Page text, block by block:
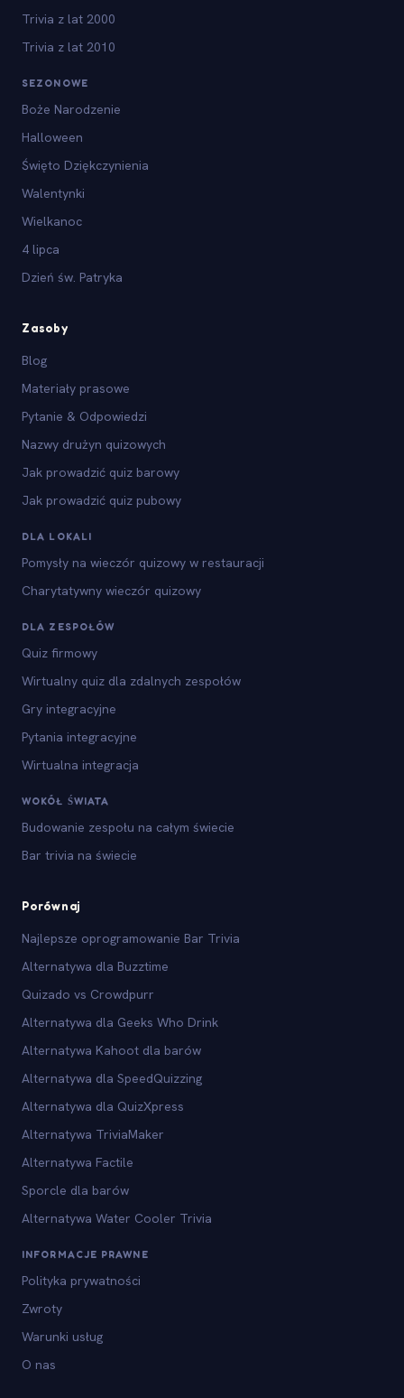
Trivia z lat 2000
Trivia z lat 2010
SEZONOWE
Boże Narodzenie
Halloween
Święto Dziękczynienia
Walentynki
Wielkanoc
4 lipca
Dzień św. Patryka
Zasoby
Blog
Materiały prasowe
Pytanie & Odpowiedzi
Nazwy drużyn quizowych
Jak prowadzić quiz barowy
Jak prowadzić quiz pubowy
DLA LOKALI
Pomysły na wieczór quizowy w restauracji
Charytatywny wieczór quizowy
DLA ZESPOŁÓW
Quiz firmowy
Wirtualny quiz dla zdalnych zespołów
Gry integracyjne
Pytania integracyjne
Wirtualna integracja
WOKÓŁ ŚWIATA
Budowanie zespołu na całym świecie
Bar trivia na świecie
Porównaj
Najlepsze oprogramowanie Bar Trivia
Alternatywa dla Buzztime
Quizado vs Crowdpurr
Alternatywa dla Geeks Who Drink
Alternatywa Kahoot dla barów
Alternatywa dla SpeedQuizzing
Alternatywa dla QuizXpress
Alternatywa TriviaMaker
Alternatywa Factile
Sporcle dla barów
Alternatywa Water Cooler Trivia
INFORMACJE PRAWNE
Polityka prywatności
Zwroty
Warunki usług
O nas